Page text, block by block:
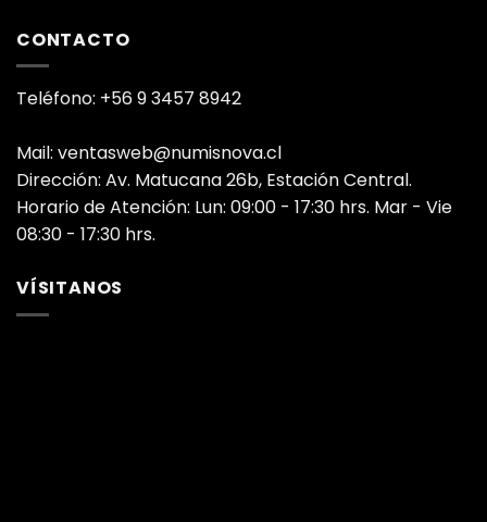
CONTACTO
Teléfono: +56 9 3457 8942
Mail: ventasweb@numisnova.cl
Dirección: Av. Matucana 26b, Estación Central.
Horario de Atención: Lun: 09:00 - 17:30 hrs. Mar - Vie
08:30 - 17:30 hrs.
VÍSITANOS